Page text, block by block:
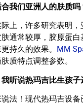
我们亚洲人的肤质吗
上，许多研究表明
通常较厚，胶原蛋
持久的效果。
MM
质特点调整参数。
听说热玛吉比生孩子
法！现代热玛吉设